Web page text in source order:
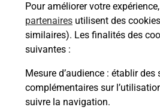
Pour améliorer votre
partenaires utilisent des
similaires). Les finalités des
suivantes :
Mesure d’audience : établir des
complémentaires sur
suivre la navigation.
En savoir plus